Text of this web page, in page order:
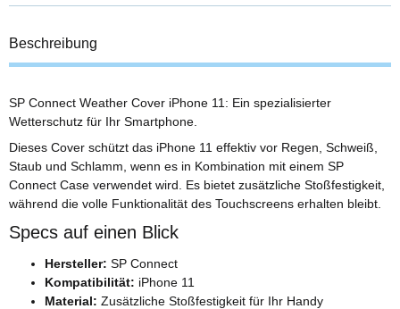
Beschreibung
SP Connect Weather Cover iPhone 11: Ein spezialisierter
Wetterschutz für Ihr Smartphone.
Dieses Cover schützt das iPhone 11 effektiv vor Regen, Schweiß,
Staub und Schlamm, wenn es in Kombination mit einem SP
Connect Case verwendet wird. Es bietet zusätzliche Stoßfestigkeit,
während die volle Funktionalität des Touchscreens erhalten bleibt.
Specs auf einen Blick
Hersteller: SP Connect
Kompatibilität: iPhone 11
Material: Zusätzliche Stoßfestigkeit für Ihr Handy